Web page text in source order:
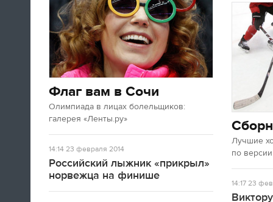
Флаг вам в Сочи
Олимпиада в лицах болельщиков:
галерея «Ленты.ру»
14:1423 февраля 2014
Российский лыжник «прикрыл»
норвежца на финише
Лучшие
по
14:1723